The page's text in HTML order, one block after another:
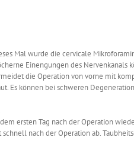
Mal wurde die cervicale
Einengungen des
die Operation von vorne mit
Es können bei schweren
ersten Tag nach der Operation
nach der Operation ab.